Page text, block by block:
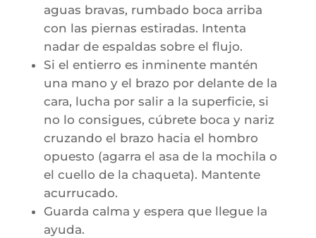
aguas bravas, rumbado boca arriba
con las piernas estiradas. Intenta
nadar de espaldas sobre el flujo.
Si el entierro es inminente mantén
una mano y el brazo por delante de la
cara, lucha por salir a la superficie, si
no lo consigues, cúbrete boca y nariz
cruzando el brazo hacia el hombro
opuesto (agarra el asa de la mochila o
el cuello de la chaqueta). Mantente
acurrucado.
Guarda calma y espera que llegue la
ayuda.